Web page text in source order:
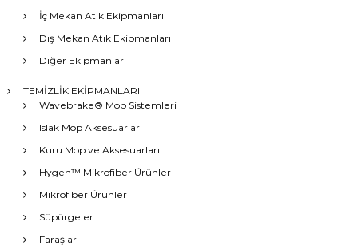
İç Mekan Atık Ekipmanları
Dış Mekan Atık Ekipmanları
Diğer Ekipmanlar
TEMİZLİK EKİPMANLARI
Wavebrake® Mop Sistemleri
Islak Mop Aksesuarları
Kuru Mop ve Aksesuarları
Hygen™ Mikrofiber Ürünler
Mikrofiber Ürünler
Süpürgeler
Faraşlar